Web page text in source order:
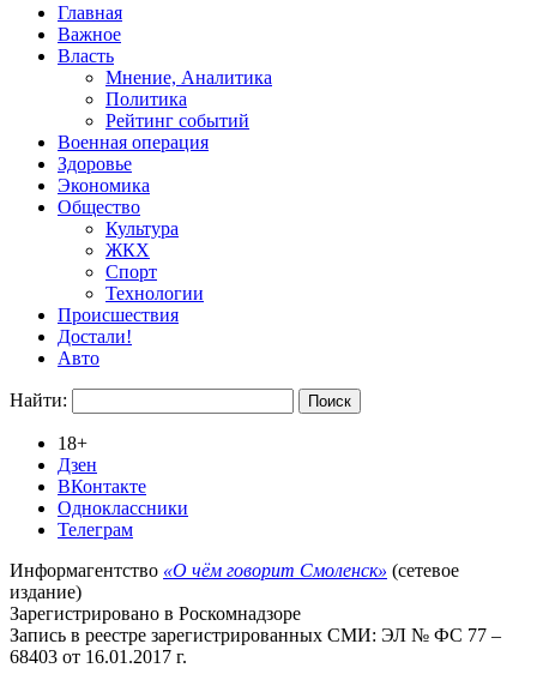
Главная
Важное
Власть
Мнение, Аналитика
Политика
Рейтинг событий
Военная операция
Здоровье
Экономика
Общество
Культура
ЖКХ
Спорт
Технологии
Происшествия
Достали!
Авто
Найти:
18+
Дзен
ВКонтакте
Одноклассники
Телеграм
Информагентство «О чём говорит Смоленск» (сетевое
издание)
Зарегистрировано в Роскомнадзоре
Запись в реестре зарегистрированных СМИ: ЭЛ № ФС 77 –
68403 от 16.01.2017 г.